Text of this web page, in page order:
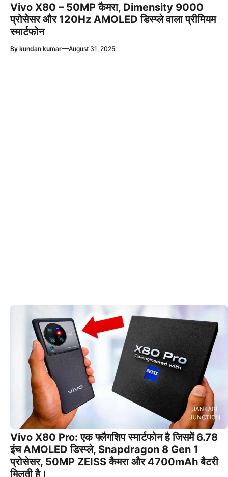
Vivo X80 – 50MP कैमरा, Dimensity 9000
प्रोसेसर और 120Hz AMOLED डिस्प्ले वाला प्रीमियम
स्मार्टफोन
By kundan kumar—August 31, 2025
Vivo X80 Pro: एक फ्लैगशिप स्मार्टफोन है जिसमें 6.78
इंच AMOLED डिस्प्ले, Snapdragon 8 Gen 1
प्रोसेसर, 50MP ZEISS कैमरा और 4700mAh बैटरी
मिलती है।